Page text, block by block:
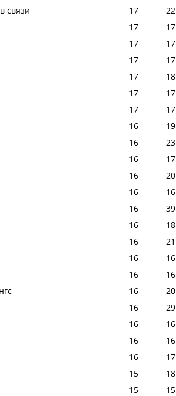
связи
17
22
17
17
17
17
17
17
17
18
17
17
17
17
16
19
16
23
16
17
16
20
16
16
16
39
16
18
16
21
16
16
16
16
16
20
16
29
16
16
16
16
16
17
15
18
15
15